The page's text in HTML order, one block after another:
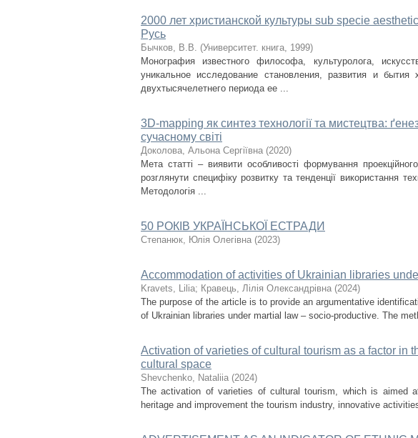
2000 лет христианской культуры sub specie
Русь
Бычков, В.В. (Университет. книга, 1999)
Монография известного философа, культуролога,
уникальное исследование становления, развития и бытия
двухтысячелетнего периода ее ...
3D-mapping як синтез технології та мистецтва:
сучасному світі
Доколова, Альона Сергіївна (2020)
Мета статті – виявити особливості формування
розглянути специфіку розвитку та тенденції використання
Методологія ...
50 РОКІВ УКРАЇНСЬКОЇ ЕСТРАДИ
Степанюк, Юлія Олегівна (2023)
Accommodation of activities of Ukrainian libraries
Kravets, Lilia; Кравець, Лілія Олександрівна (2024)
The purpose of the article is to provide an argumentative
of Ukrainian libraries under martial law – socio-productive. The
Activation of varieties of cultural tourism as a factor in
cultural space
Shevchenko, Nataliia (2024)
The activation of varieties of cultural tourism, which is aimed
heritage and improvement the tourism industry, innovative